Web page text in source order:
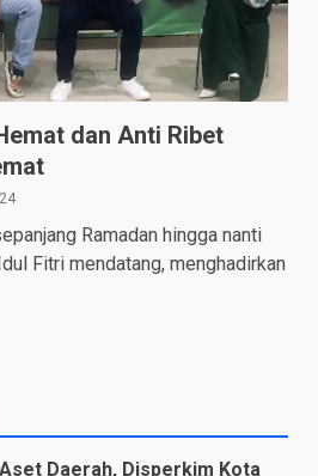
dan Anti Ribet
Ramadan hingga nanti
Fitri mendatang, menghadirkan
Daerah, Disperkim Kota